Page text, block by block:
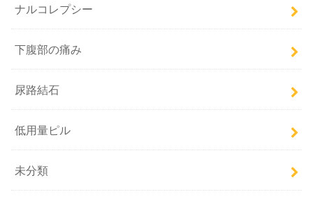
ナルコレプシー
下腹部の痛み
尿路結石
低用量ピル
未分類